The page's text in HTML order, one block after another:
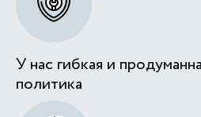
У нас гибкая и
политика